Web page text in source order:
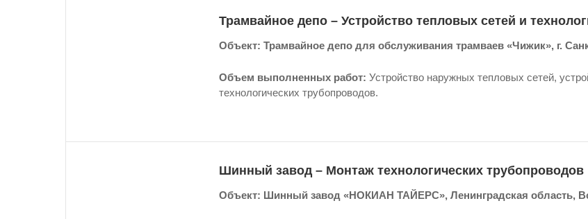
Трамвайное депо – Устройство тепловых сетей и
Объект: Трамвайное депо для обслуживания трамваев «Чижик», г.
Объем выполненных работ: Устройство наружных тепловых сетей,
технологических трубопроводов.
Шинный завод – Монтаж технологических трубопроводов
Объект: Шинный завод «НОКИАН ТАЙЕРС», Ленинградская область,